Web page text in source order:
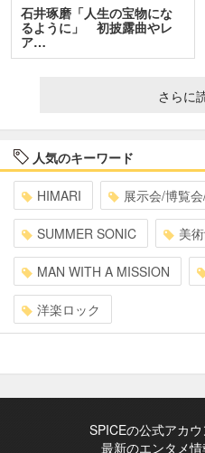
石井琢磨「人生の宝物にな
るように」 初披露曲やレ
ア…
さらに
人気のキーワード
HIMARI 展示会/博覧
SUMMER SONIC 美
MAN WITH A MISSION
洋楽ロック
SPICEの公式アカ
最新のエンタメ